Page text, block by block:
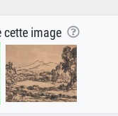
cette image